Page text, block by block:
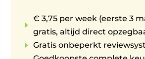
E
€ 3,75 per week (eerste 3
gratis, altijd direct
E Gratis onbeperkt